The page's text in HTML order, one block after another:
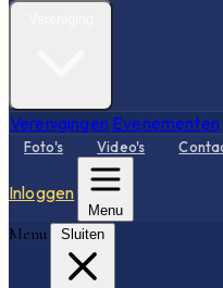
Verenigingen Evenementen
Foto's Video's
Inloggen
Menu
Menu Sluiten